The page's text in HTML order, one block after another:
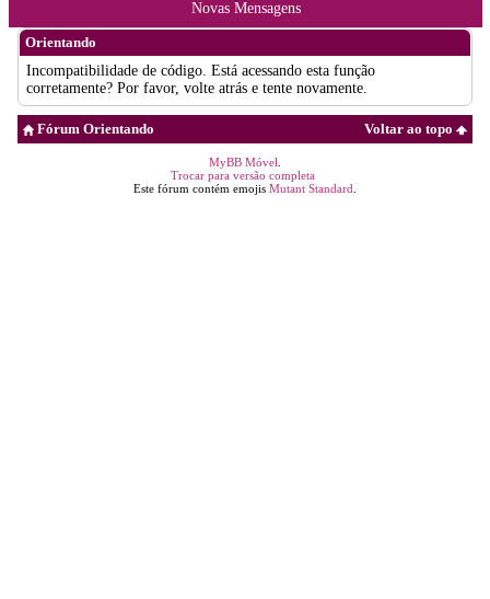
Novas Mensagens
Orientando
Incompatibilidade de código. Está acessando esta função
corretamente? Por favor, volte atrás e tente novamente.
Voltar ao topo
Fórum Orientando
MyBB Móvel
Trocar para versão completa
Este fórum contém emojis Mutant Standard